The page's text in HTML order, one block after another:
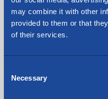
may combine it with other
provided to them or that
of their services.
Selection
Necessary
toimintaamme. Yhtiöllä
pohjoismaisesta
sijoitus lisää
Cityvaraston nykyistä
Cityvarasto Oyj on